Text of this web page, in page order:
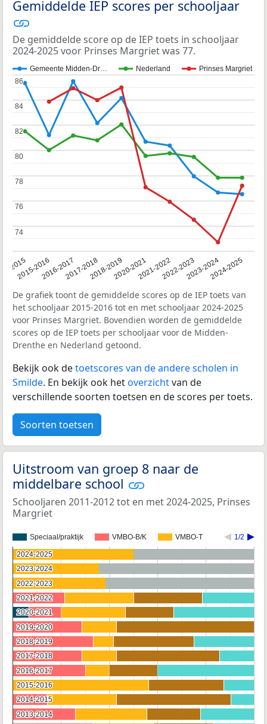
Gemiddelde IEP scores per schooljaar
De gemiddelde score op de IEP toets in schooljaar
2024-2025 voor Prinses Margriet was 77.
Gemeente Midden-Dr… Nederland Prinses Margriet
2015
2015-20162016-20172017-20182018-20192020-20212021-20222022-20232023-20242024-2025
74
74
76
76
78
78
80
80
82
82
84
84
86
86
De grafiek toont de gemiddelde scores op de IEP toets van
het schooljaar 2015-2016 tot en met schooljaar 2024-2025
voor Prinses Margriet. Bovendien worden de gemiddelde
scores op de IEP toets per schooljaar voor de Midden-
Drenthe en Nederland getoond.
Bekijk ook detoetscores van de andere scholen in
Smilde. En bekijk ook hetoverzichtvan de
verschillende soorten toetsen en de scores per toets.
Soorten toetsen
Uitstroom van groep 8 naar de
middelbare school
Schooljaren 2011-2012 tot en met 2024-2025, Prinses
Margriet
Speciaal/praktijk VMBO-B/K VMBO-T 1/2
2024-2025
2024-2025
2023-2024
2023-2024
2022-2023
2022-2023
2021-2022
2021-2022
2020-2021
2020-2021
2019-2020
2019-2020
2018-2019
2018-2019
2017-2018
2017-2018
2016-2017
2016-2017
2015-2016
2015-2016
2014-2015
2014-2015
2013-2014
2013-2014